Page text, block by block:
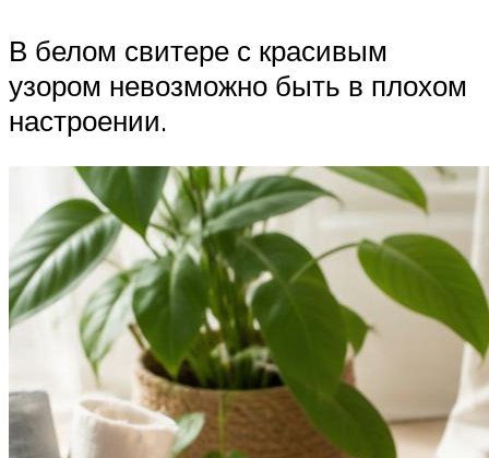
В белом свитере с красивым
узором невозможно быть в плохом
настроении.